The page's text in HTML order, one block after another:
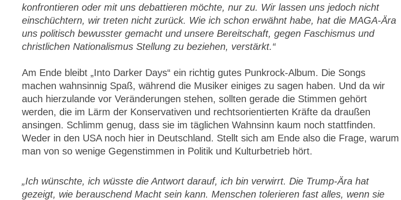
konfrontieren oder mit uns debattieren möchte, nur zu. Wir lassen uns jedoch nicht
einschüchtern, wir treten nicht zurück. Wie ich schon erwähnt habe, hat die MAGA-Ära
uns politisch bewusster gemacht und unsere Bereitschaft, gegen Faschismus und
christlichen Nationalismus Stellung zu beziehen, verstärkt.“
Am Ende bleibt „Into Darker Days“ ein richtig gutes Punkrock-Album. Die Songs
machen wahnsinnig Spaß, während die Musiker einiges zu sagen haben. Und da wir
auch hierzulande vor Veränderungen stehen, sollten gerade die Stimmen gehört
werden, die im Lärm der Konservativen und rechtsorientierten Kräfte da draußen
ansingen. Schlimm genug, dass sie im täglichen Wahnsinn kaum noch stattfinden.
Weder in den USA noch hier in Deutschland. Stellt sich am Ende also die Frage, warum
man von so wenige Gegenstimmen in Politik und Kulturbetrieb hört.
„Ich wünschte, ich wüsste die Antwort darauf, ich bin verwirrt. Die Trump-Ära hat
gezeigt, wie berauschend Macht sein kann. Menschen tolerieren fast alles, wenn sie